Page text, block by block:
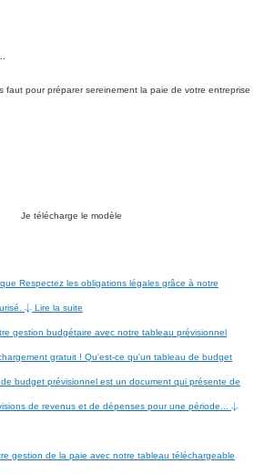
faut pour préparer sereinement la paie de votre entreprise
Je télécharge le modèle
Respectez les obligations légales grâce à notre
Lire la suite
gestion budgétaire avec notre tableau prévisionnel
gratuit ! Qu'est-ce qu'un tableau de budget
budget prévisionnel est un document qui présente de
de revenus et de dépenses pour une période...
gestion de la paie avec notre tableau téléchargeable